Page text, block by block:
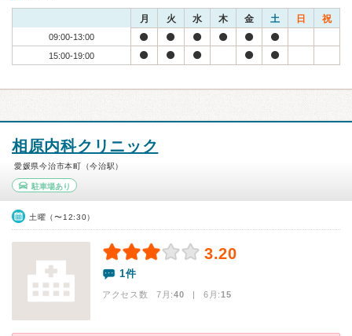
月 火 水 木 金 土 日 祝
09:00-13:00
15:00-19:00
相原内科クリニック
愛媛県今治市本町（今治駅）
駐車場あり
土曜（〜12:30）
3.20
1件
アクセス数 7月:40 | 6月:15